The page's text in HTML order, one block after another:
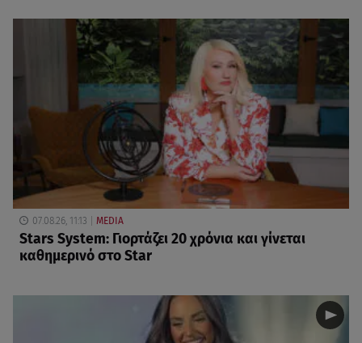
07.08.26, 11:13 MEDIA
Stars System: Γιορτάζει 20 χρόνια και γίνεται
καθημερινό στο Star